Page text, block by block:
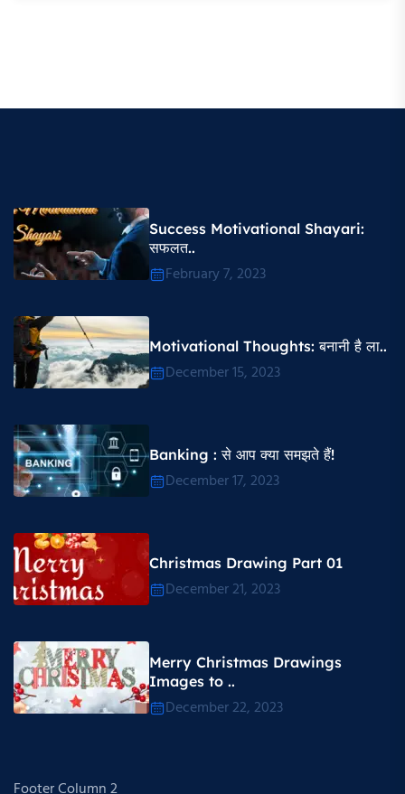
Success Motivational Shayari​:
सफलत..
February 7, 2023
Motivational Thoughts​: बनानी है ला..
December 15, 2023
Banking : से आप क्या समझते हैं!
December 17, 2023
Christmas Drawing Part 01
December 21, 2023
Merry Christmas Drawings
Images to ..
December 22, 2023